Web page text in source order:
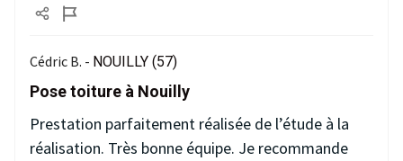
Cédric B. - NOUILLY (57)
Pose toiture à Nouilly
Prestation parfaitement réalisée de l’étude à la
réalisation. Très bonne équipe. Je recommande